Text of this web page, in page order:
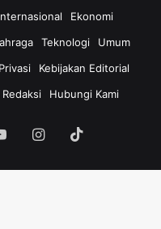
Ekonomi
Teknologi
Umum
Kebijakan Editorial
Hubungi Kami
YouTubeInstagram